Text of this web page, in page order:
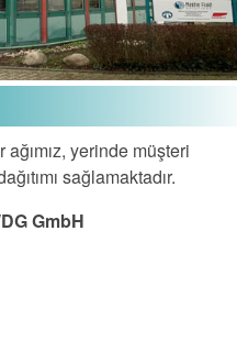
yerinde müşteri
sağlamaktadır.
GmbH